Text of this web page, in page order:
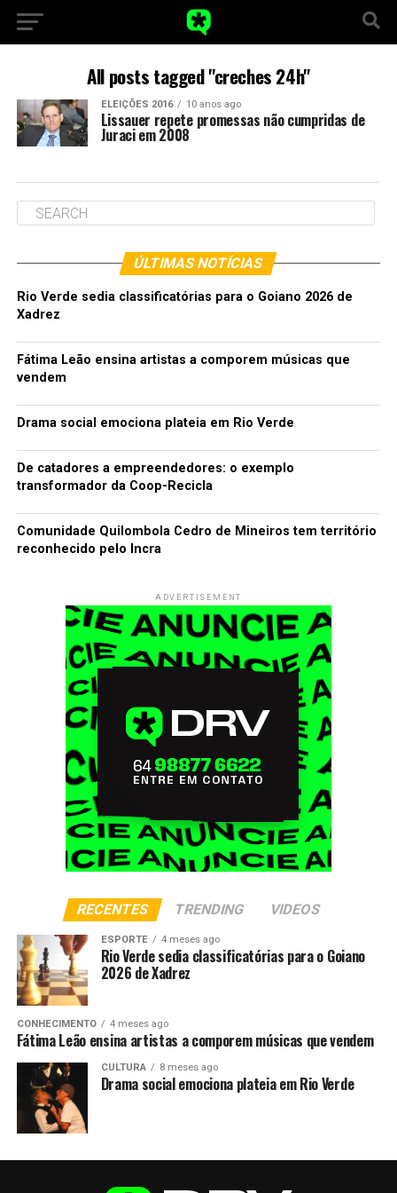
All posts tagged "creches 24h"
ELEIÇÕES 2016 10 anos ago
Lissauer repete promessas não cumpridas de
Juraci em 2008
ÚLTIMAS NOTÍCIAS
Rio Verde sedia classificatórias para o Goiano 2026 de
Xadrez
Fátima Leão ensina artistas a comporem músicas que
vendem
Drama social emociona plateia em Rio Verde
De catadores a empreendedores: o exemplo
transformador da Coop-Recicla
Comunidade Quilombola Cedro de Mineiros tem território
reconhecido pelo Incra
ADVERTISEMENT
RECENTES TRENDING VIDEOS
ESPORTE 4 meses ago
Rio Verde sedia classificatórias para o Goiano
2026 de Xadrez
CONHECIMENTO 4 meses ago
Fátima Leão ensina artistas a comporem músicas que vendem
CULTURA 8 meses ago
Drama social emociona plateia em Rio Verde